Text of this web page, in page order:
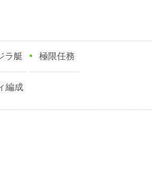
ラ艇 極限任務
編成